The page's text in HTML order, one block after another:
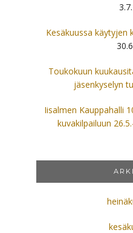
Kesäkuussa käytyjen
Toukokuun
jäsenkyselyn
Iisalmen Kauppahalli
kuvakilpailuun